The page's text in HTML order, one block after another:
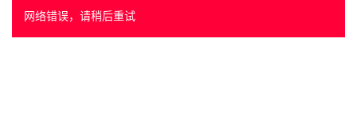
网络错误，请稍后重试